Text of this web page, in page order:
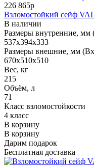
226 865р
Взломостойкий сейф
В наличии
Размеры внутренние,
537x394x333
Размеры внешние, мм
670x510x510
Вес, кг
215
Объём, л
71
Класс взломостойкости
4 класс
В корзину
В корзину
Дарим подарок
Бесплатная доставка